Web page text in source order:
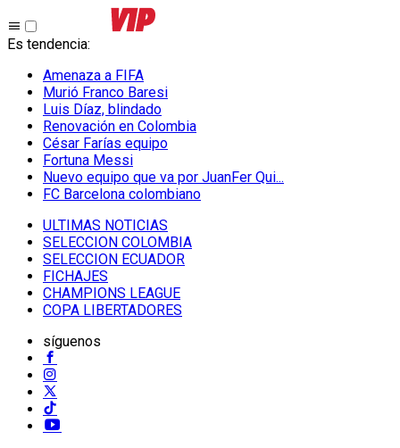
Es tendencia:
Amenaza a FIFA
Murió Franco Baresi
Luis Díaz, blindado
Renovación en Colombia
César Farías equipo
Fortuna Messi
Nuevo equipo que va por JuanFer Qui...
FC Barcelona colombiano
ULTIMAS NOTICIAS
SELECCION COLOMBIA
SELECCION ECUADOR
FICHAJES
CHAMPIONS LEAGUE
COPA LIBERTADORES
síguenos